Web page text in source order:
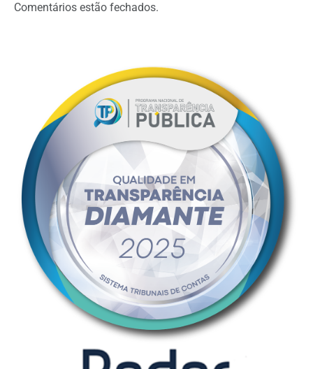
Comentários estão fechados.